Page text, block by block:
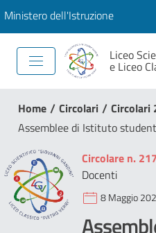
Ministero dell'Istruzione
Liceo
e Liceo
Home / Circolari / Circolari
Assemblee di Istituto
Circolare n. 217
Docenti
8 Maggio